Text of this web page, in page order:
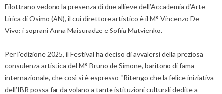
Filottrano vedono la presenza di due allieve dell’Accademia d’Arte
Lirica di Osimo (AN), il cui direttore artistico è il M° Vincenzo De
Vivo: i soprani Anna Maisuradze e Sofiia Matvienko.
Per l’edizione 2025, il Festival ha deciso di avvalersi della preziosa
consulenza artistica del M° Bruno de Simone, baritono di fama
internazionale, che così si è espresso “Ritengo che la felice iniziativa
dell’IBR possa far da volano a tante istituzioni culturali dedite a